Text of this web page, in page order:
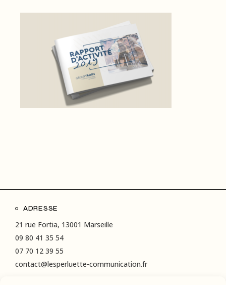
ADRESSE
21 rue Fortia, 13001 Marseille
09 80 41 35 54
07 70 12 39 55
contact@lesperluette-communication.fr